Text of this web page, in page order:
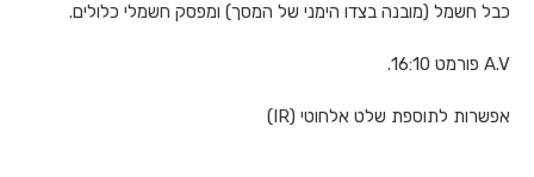
כבל חשמל (מובנה בצדו הימני של המסך) ומפסק חשמלי כלולים.
A.V פורמט 16:10.
אפשרות לתוספת שלט אלחוטי (IR)